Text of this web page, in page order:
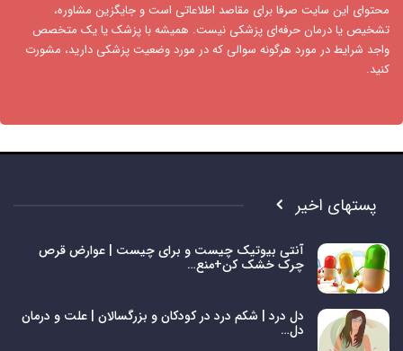
محتوای این سایت صرفا برای مقاصد اطلاعاتی است و جایگزین مشاوره،
تشخیص یا درمان حرفه‌ای پزشکی نیست. همیشه با پزشک یا یک متخصص
واجد شرایط در مورد هرگونه سوالی که در مورد وضعیت پزشکی دارید، مشورت
کنید.​
پستهای اخیر
آنتی بیوتیک چیست و برای چیست | عوارض قرص
چرک خشک کن+منع…
دل درد | شکم درد در کودکان و بزرگسالان | علت و درمان
دل…